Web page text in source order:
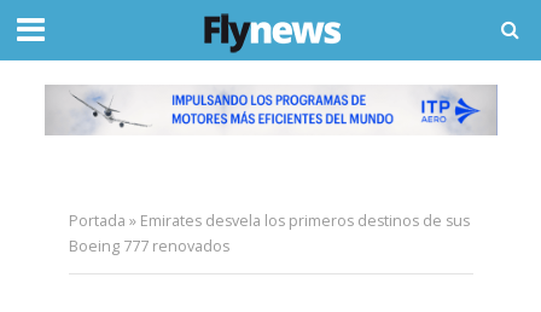
Portada » Emirates desvela los primeros destinos de sus
Boeing 777 renovados